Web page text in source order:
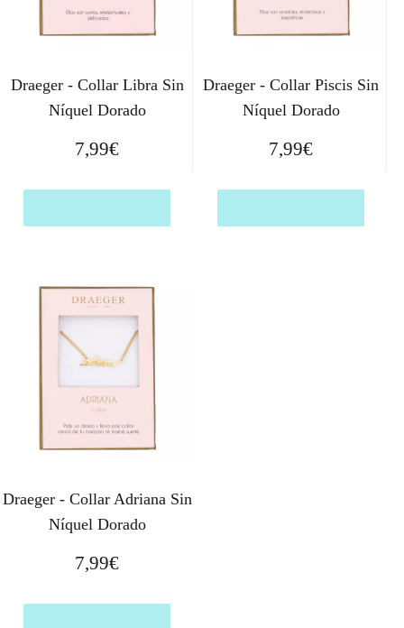
Draeger - Collar Libra Sin
Níquel Dorado
7,99€
Draeger - Collar Piscis Sin
Níquel Dorado
7,99€
Draeger - Collar Adriana Sin
Níquel Dorado
7,99€